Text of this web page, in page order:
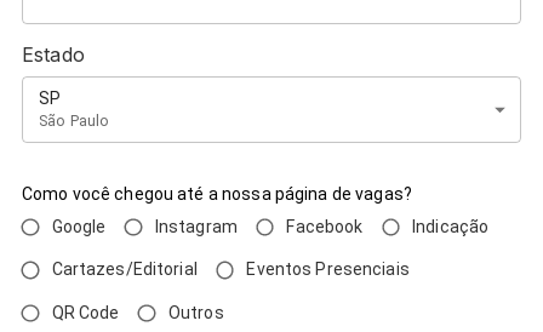
Estado
SP
São Paulo
Como você chegou até a nossa página de vagas?
Google
Instagram Facebook Indicação
Cartazes/Editorial Eventos Presenciais
QR Code Outros